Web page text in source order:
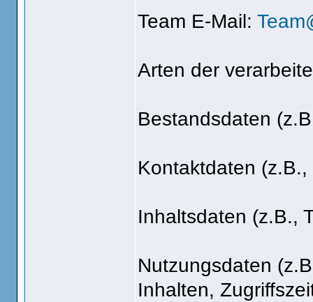
Team E-Mail:
Arten der
Bestandsdaten
Kontaktdaten
Inhaltsdaten (z.B.,
Nutzungsdaten
Inhalten,